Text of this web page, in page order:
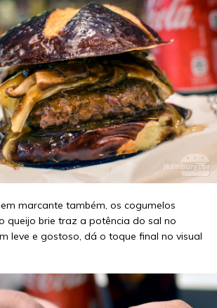
marcante também, os cogumelos
queijo brie traz a potência do sal no
leve e gostoso, dá o toque final no visual